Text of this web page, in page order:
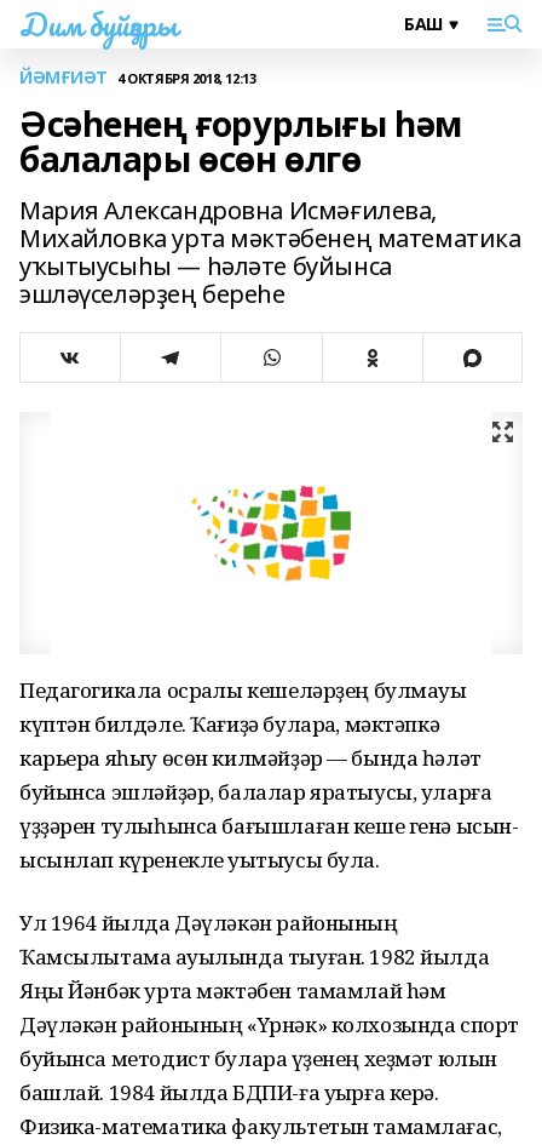
Дим буйҙары
ЙӘМҒИӘТ 4 ОКТЯБРЯ 2018, 12:13
Әсәһенең ғорурлығы һәм
балалары өсөн өлгө
Мария Александровна Исмәғилева,
Михайловка урта мәктәбенең математика
уҡытыусыһы — һәләте буйынса
эшләүселәрҙең береһе
Педагогикала осраҡлы кешеләрҙең булмауы
күптән билдәле. Ҡағиҙә булараҡ, мәктәпкә
карьера яһыу өсөн килмәйҙәр — бында һәләт
буйынса эшләйҙәр, балалар яратыусы, уларға
үҙҙәрен тулыһынса бағышлаған кеше генә ысын-
ысынлап күренекле уҡытыусы була.
Ул 1964 йылда Дәүләкән районының
Ҡамсылытамаҡ ауылында тыуған. 1982 йылда
Яңы Йәнбәк урта мәктәбен тамамлай hәм
Дәүләкән районының «Yрнәк» колхозында спорт
буйынса методист булараҡ үҙенең хеҙмәт юлын
башлай. 1984 йылда БДПИ-ға уҡырға керә.
Физика-математика факультетын тамамлағас,